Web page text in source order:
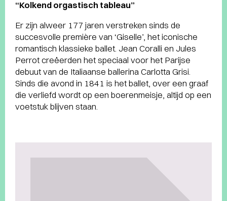
“Kolkend orgastisch tableau”
Er zijn alweer 177 jaren verstreken sinds de
succesvolle première van ‘Giselle’, het iconische
romantisch klassieke ballet. Jean Coralli en Jules
Perrot creëerden het speciaal voor het Parijse
debuut van de Italiaanse ballerina Carlotta Grisi.
Sinds die avond in 1841 is het ballet, over een graaf
die verliefd wordt op een boerenmeisje, altijd op een
voetstuk blijven staan.